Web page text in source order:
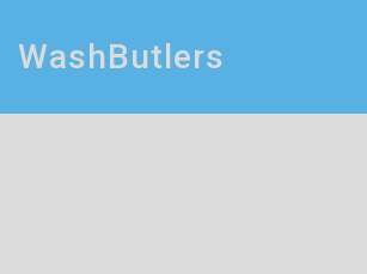
WashButlers